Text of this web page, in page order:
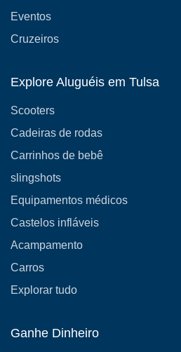
Eventos
Cruzeiros
Explore Aluguéis em Tulsa
Scooters
Cadeiras de rodas
Carrinhos de bebê
slingshots
Equipamentos médicos
Castelos infláveis
Acampamento
Carros
Explorar tudo
Ganhe Dinheiro